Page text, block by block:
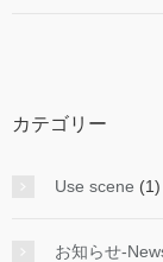
カテゴリー
Use scene (1)
お知らせ-